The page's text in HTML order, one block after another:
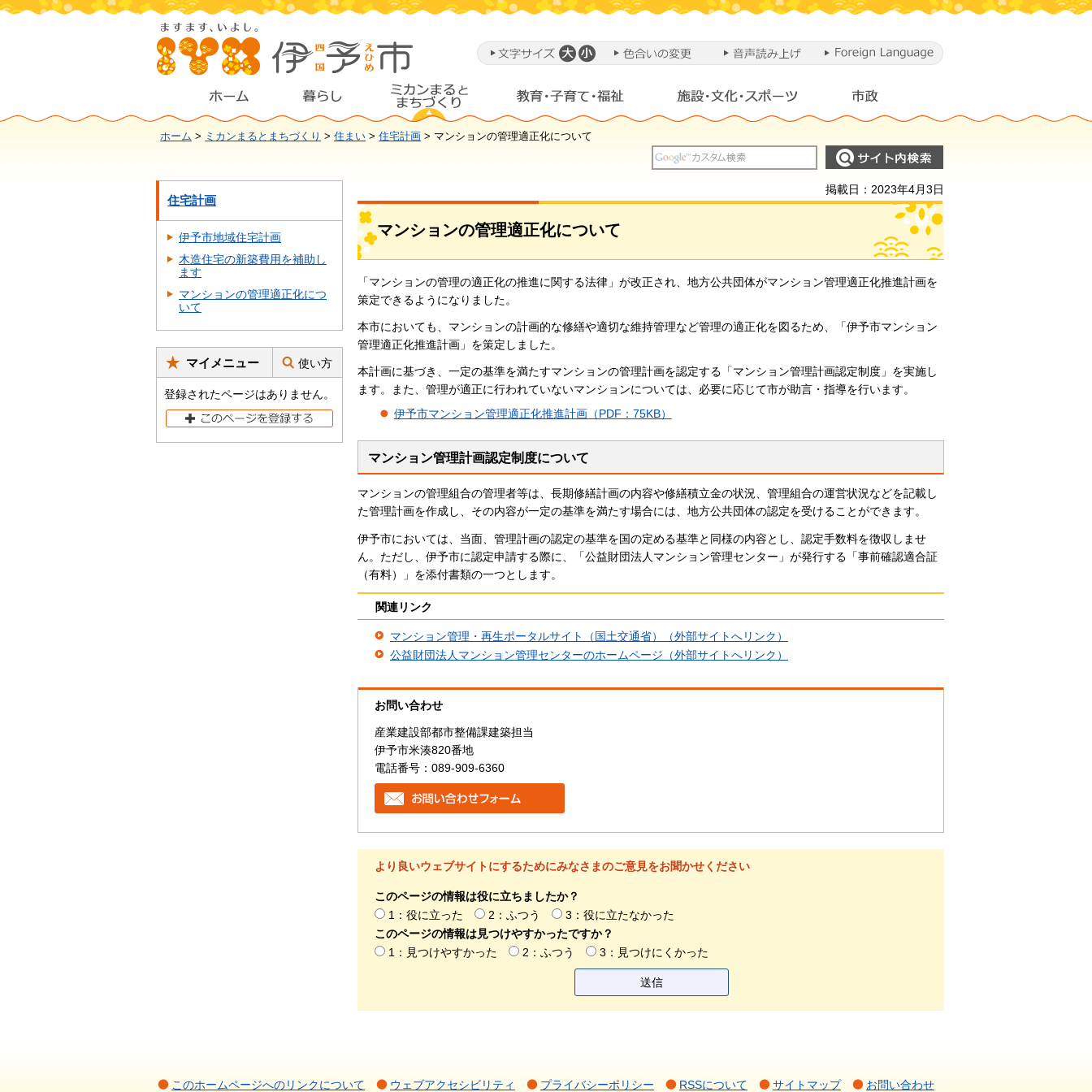
ホーム > ミカンまるとまちづくり > 住まい > 住宅計画 > マンションの管理適正化について
住宅計画
伊予市地域住宅計画
木造住宅の新築費用を補助し
ます
マンションの管理適正化につ
いて
マイメニュー 使い方
登録されたページはありません。
掲載日：2023年4月3日
マンションの管理適正化について
「マンションの管理の適正化の推進に関する法律」が改正され、地方公共団体がマンション管理適正化推進計画を
策定できるようになりました。
本市においても、マンションの計画的な修繕や適切な維持管理など管理の適正化を図るため、「伊予市マンション
管理適正化推進計画」を策定しました。
本計画に基づき、一定の基準を満たすマンションの管理計画を認定する「マンション管理計画認定制度」を実施し
ます。また、管理が適正に行われていないマンションについては、必要に応じて市が助言・指導を行います。
伊予市マンション管理適正化推進計画（PDF：75KB）
マンション管理計画認定制度について
マンションの管理組合の管理者等は、長期修繕計画の内容や修繕積立金の状況、管理組合の運営状況などを記載し
た管理計画を作成し、その内容が一定の基準を満たす場合には、地方公共団体の認定を受けることができます。
伊予市においては、当面、管理計画の認定の基準を国の定める基準と同様の内容とし、認定手数料を徴収しませ
ん。ただし、伊予市に認定申請する際に、「公益財団法人マンション管理センター」が発行する「事前確認適合証
（有料）」を添付書類の一つとします。
関連リンク
マンション管理・再生ポータルサイト（国土交通省）（外部サイトへリンク）
公益財団法人マンション管理センターのホームページ（外部サイトへリンク）
お問い合わせ
産業建設部都市整備課建築担当
伊予市米湊820番地
電話番号：089-909-6360
より良いウェブサイトにするためにみなさまのご意見をお聞かせください
このページの情報は役に立ちましたか？
1：役に立った
2：ふつう
3：役に立たなかった
このページの情報は見つけやすかったですか？
1：見つけやすかった
2：ふつう 3：見つけにくかった
このホームページへのリンクについて ウェブアクセシビリティ プライバシーポリシー RSSについて サイトマップ お問い合わせ